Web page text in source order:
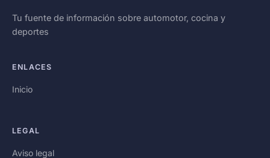
Tu fuente de información sobre automotor, cocina y
deportes
ENLACES
Inicio
LEGAL
Aviso legal